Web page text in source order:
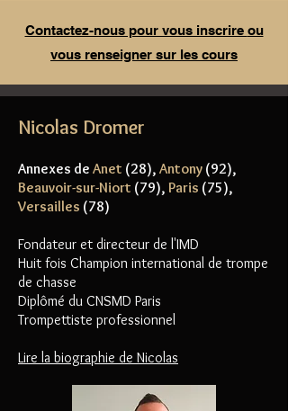
Contactez-nous pour vous inscrire ou
vous renseigner sur les cours
Nicolas Dromer
Annexes de Anet (28), Antony (92),
Beauvoir-sur-Niort (79), Paris (75),
Versailles (78)
Fondateur et directeur de l'IMD
Huit fois Champion international de trompe
de chasse
Diplômé du CNSMD Paris
Trompettiste professionnel
Lire la biographie de Nicolas